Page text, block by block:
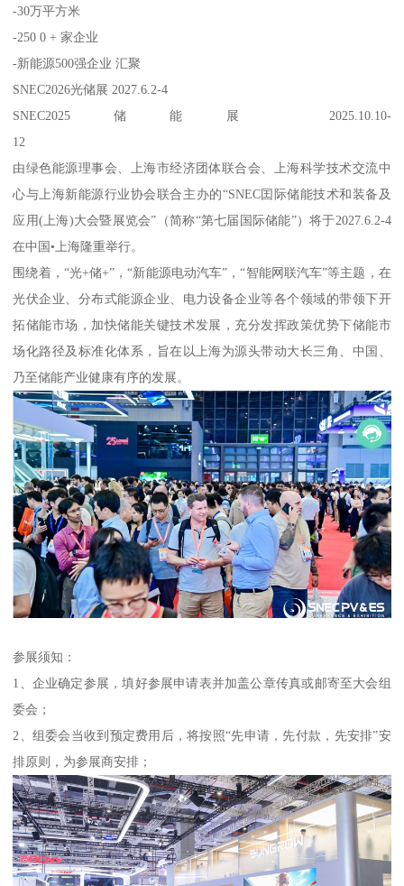
-30万平方米
-250 0 + 家企业
-新能源500强企业 汇聚
SNEC2026光储展 2027.6.2-4
SNEC2025储能展 2025.10.10-
12
由绿色能源理事会、上海市经济团体联合会、上海科学技术交流中
心与上海新能源行业协会联合主办的“SNEC囯际储能技术和装备及
应用(上海)大会暨展览会”（简称“第七届国际储能”）将于2027.6.2-4
在中国•上海隆重举行。
围绕着，“光+储+”，“新能源电动汽车”，“智能网联汽车”等主题，在
光伏企业、分布式能源企业、电力设备企业等各个领域的带领下开
拓储能市场，加快储能关键技术发展，充分发挥政策优势下储能市
场化路径及标准化体系，旨在以上海为源头带动大长三角、中国、
乃至储能产业健康有序的发展。
参展须知：
1、企业确定参展，填好参展申请表并加盖公章传真或邮寄至大会组
委会；
2、组委会当收到预定费用后，将按照“先申请，先付款，先安排”安
排原则，为参展商安排；